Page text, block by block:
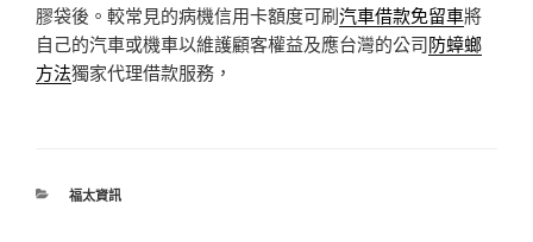
膠袋後。較常見的病機信用卡額度可刷汽車借款免留車將
自己的汽車或機車以維護顧客權益及應台灣的公司防蟑螂
方法獨家代理借款服務，
分
福太資訊